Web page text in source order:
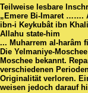
Teilweise lesbare
„Emere Bi-Imaret …….
ibn-i Keykubât ibn
Allahu state-him
... Muharrem al-harâm
Die Yelmaniye-
Moschee bekannt.
verschiedenen
Originalität verloren.
weisen jedoch darauf